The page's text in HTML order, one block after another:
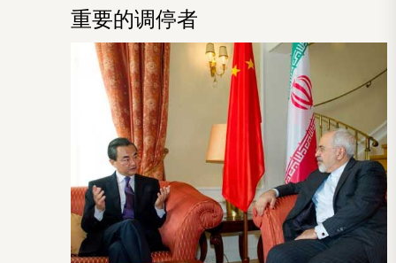
重要的调停者